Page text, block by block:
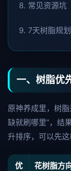
常见资源坑
7天树脂规划
一、树脂优
原神养成里，树
缺就刷哪里”，结
升排序，可以先这
优
花树脂方